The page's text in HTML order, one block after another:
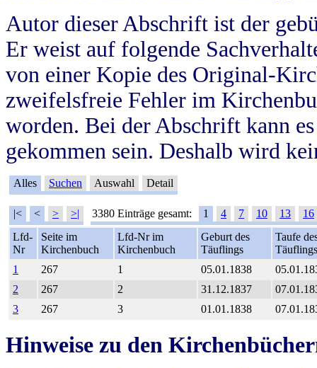
Autor dieser Abschrift ist der
Er weist auf folgende
von einer Kopie des Original-
zweifelsfreie Fehler im
worden. Bei der Abschrift kann
gekommen sein. Deshalb wird
Alles Suchen Auswahl Detail
|< < > >| 3380 Einträge gesamt: 1 4 7 10 13
16
Lfd-
Nr
Seite im
Kirchenbuch
Lfd-Nr im
Kirchenbuch
Geburt des
Täuflings
Taufe
Täuflings
1
267 1 05.01.1838
2
267 2 31.12.1837
3
267 3 01.01.1838
Hinweise zu den